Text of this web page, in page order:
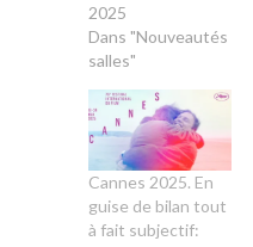
2025
Dans "Nouveautés
salles"
Cannes 2025. En
guise de bilan tout
à fait subjectif: